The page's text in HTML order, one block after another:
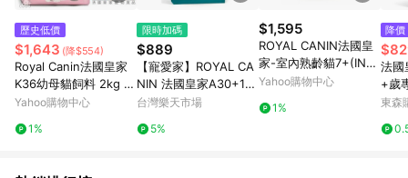
限」)，以同一訂單中同一商品不論件數計算，並依訂單成立時間
當下LINE購物所設定的回饋機制為準。 《8》LINE購物為購物資
訊整合性平台，商品資料更新會有時間差，如顯示之商品規格、
顏色、價位、贈品與PChome 24h購物銷售網頁不符，以銷售網
頁標示為準！
歷史低價
$1,643 (降$554)
Royal Canin法國皇家
K36幼母貓飼料 2kg 2
包組
Yahoo購物中心
1%
限時加碼
$889
【寵愛家】ROYAL CA
NIN 法國皇家A30+11
絕育老貓 S30+11 2公
台灣樂天市場
5%
$1,595
ROYAL CANIN法國皇
家-室內熟齡貓7+(IN+
7) 3.5kg
Yahoo購物中心
1%
降價
法國
+歲
KG
東森